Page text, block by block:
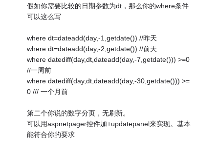
假如你需要比较的日期参数为dt，那么你的where条件
可以这么写
where dt=dateadd(day,-1,getdate()) //昨天
where dt=dateadd(day,-2,getdate()) //前天
where datediff(day,dt,dateadd(day,-7,getdate())) >=0
//一周前
where datediff(day,dt,dateadd(day,-30,getdate())) >=
0 /// 一个月前
第二个你说的数字分页，无刷新。
可以用aspnetpager控件加+updatepanel来实现。基本
能符合你的要求